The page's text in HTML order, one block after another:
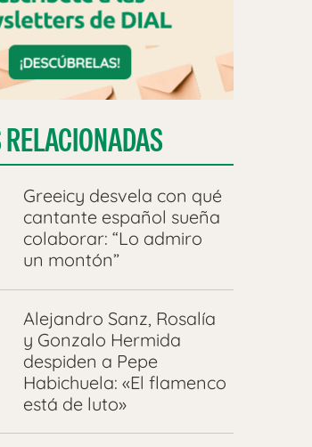
Greeicy desvela con qué
cantante español sueña
colaborar: “Lo admiro
un montón”
Alejandro Sanz, Rosalía
y Gonzalo Hermida
despiden a Pepe
Habichuela: «El flamenco
está de luto»